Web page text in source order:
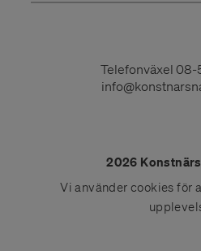
Telefonväxel 08-
2026
Vi använder cookies för